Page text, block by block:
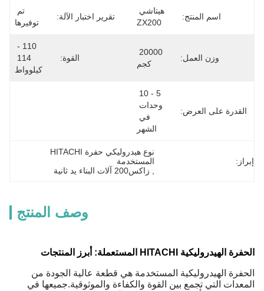
اسم المنتج:
ZX200
تقرير اختبار الآلة:
توفيرها
وزن العمل:
كجم
القوة:
كيلوواط
القدرة على العرض:
الشهر
إبراز:
المستخدمة
زاكس200 آلات البناء يد ثانية
وصف المنتج
الحفرة الهيدروليكية HITACHI المستعملة: أبرز المنتجات
الحفرة الهيدروليكية المستخدمة هي قطعة عالية الجودة من
المعدات التي تجمع بين القوة والكفاءة والموثوقية.جميعها في